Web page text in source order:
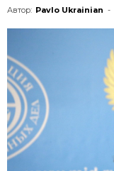
Автор: Pavlo Ukrainian -